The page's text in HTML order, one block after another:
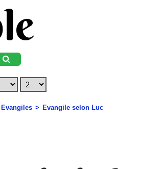
Evangiles Evangile selon Luc